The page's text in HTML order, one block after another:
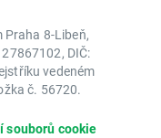
Praha 8-Libeň,
DIČ:
vedeném
č. 56720.
souborů cookie